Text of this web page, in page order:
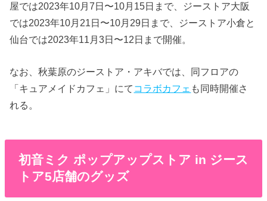
屋では2023年10月7日〜10月15日まで、ジーストア大阪
では2023年10月21日〜10月29日まで、ジーストア小倉と
仙台では2023年11月3日〜12日まで開催。
なお、秋葉原のジーストア・アキバでは、同フロアの
「キュアメイドカフェ」にて コラボカフェ も同時開催さ
れる。
初音ミク ポップアップストア in ジース
トア5店舗のグッズ